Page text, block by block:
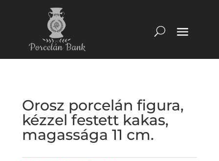
Orosz porcelán figura,
kézzel festett kakas,
magassága 11 cm.